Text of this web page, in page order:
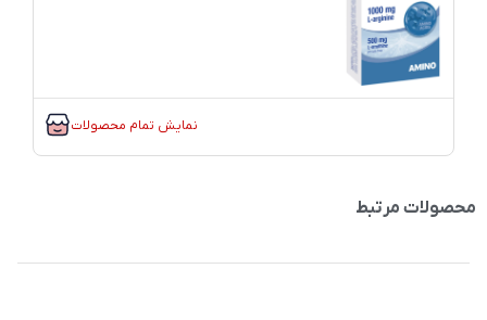
نمایش تمام محصولات
محصولات مرتبط